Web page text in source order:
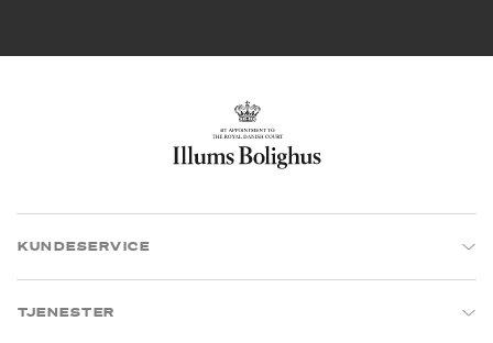
KUNDESERVICE
TJENESTER